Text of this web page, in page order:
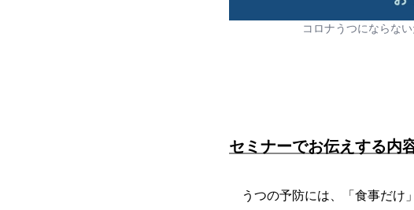
コロナうつにならな
セミナーでお伝えする内
うつの予防には、「食事だけ